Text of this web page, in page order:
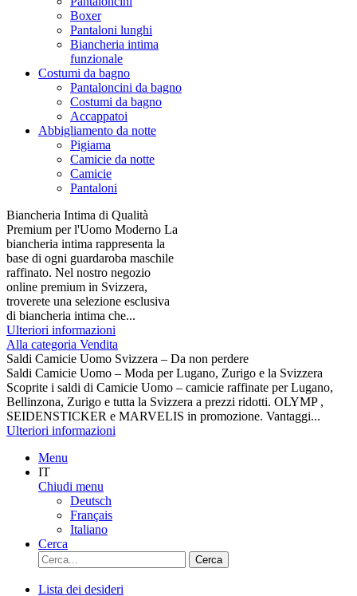
Boxer
Pantaloni lunghi
Biancheria intima
funzionale
Costumi da bagno
Pantaloncini da bagno
Costumi da bagno
Accappatoi
Abbigliamento da notte
Pigiama
Camicie da notte
Camicie
Pantaloni
Biancheria Intima di Qualità
Premium per l'Uomo Moderno La
biancheria intima rappresenta la
base di ogni guardaroba maschile
raffinato. Nel nostro negozio
online premium in Svizzera,
troverete una selezione esclusiva
di biancheria intima che...
Ulteriori informazioni
Alla categoria Vendita
Saldi Camicie Uomo Svizzera – Da non perdere
Saldi Camicie Uomo – Moda per Lugano, Zurigo e la Svizzera
Scoprite i saldi di Camicie Uomo – camicie raffinate per Lugano,
Bellinzona, Zurigo e tutta la Svizzera a prezzi ridotti. OLYMP ,
SEIDENSTICKER e MARVELIS in promozione. Vantaggi...
Ulteriori informazioni
Menu
IT
Chiudi menu
Deutsch
Français
Italiano
Cerca
Cerca
Lista dei desideri